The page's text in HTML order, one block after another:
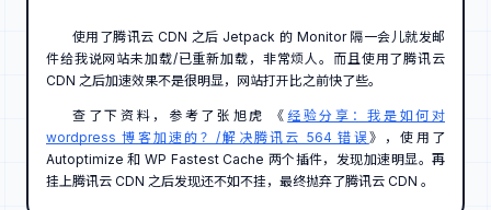
使用了腾讯云 CDN 之后 Jetpack 的 Monitor 隔一会儿就发邮
件给我说网站未加载/已重新加载，非常烦人。而且使用了腾讯云
CDN 之后加速效果不是很明显，网站打开比之前快了些。
查了下资料，参考了张旭虎 《 经验分享：我是如何对
wordpress 博客加速的？/解决腾讯云 564 错误》，使用了
Autoptimize 和 WP Fastest Cache 两个插件，发现加速明显。再
挂上腾讯云 CDN 之后发现还不如不挂，最终抛弃了腾讯云 CDN 。